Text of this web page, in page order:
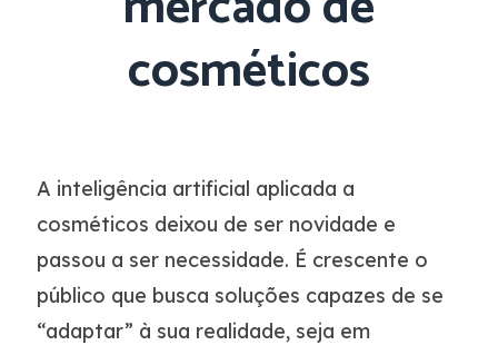
cosméticos
A inteligência artificial aplicada a
cosméticos deixou de ser novidade e
passou a ser necessidade. É crescente o
público que busca soluções capazes de se
“adaptar” à sua realidade, seja em